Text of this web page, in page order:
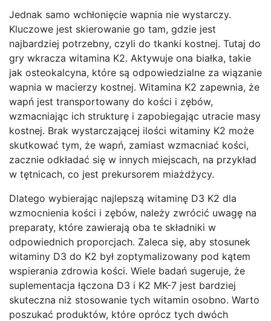
Jednak samo wchłonięcie wapnia nie wystarczy.
Kluczowe jest skierowanie go tam, gdzie jest
najbardziej potrzebny, czyli do tkanki kostnej. Tutaj do
gry wkracza witamina K2. Aktywuje ona białka, takie
jak osteokalcyna, które są odpowiedzialne za wiązanie
wapnia w macierzy kostnej. Witamina K2 zapewnia, że
wapń jest transportowany do kości i zębów,
wzmacniając ich strukturę i zapobiegając utracie masy
kostnej. Brak wystarczającej ilości witaminy K2 może
skutkować tym, że wapń, zamiast wzmacniać kości,
zacznie odkładać się w innych miejscach, na przykład
w tętnicach, co jest prekursorem miażdżycy.
Dlatego wybierając najlepszą witaminę D3 K2 dla
wzmocnienia kości i zębów, należy zwrócić uwagę na
preparaty, które zawierają oba te składniki w
odpowiednich proporcjach. Zaleca się, aby stosunek
witaminy D3 do K2 był zoptymalizowany pod kątem
wspierania zdrowia kości. Wiele badań sugeruje, że
suplementacja łączona D3 i K2 MK-7 jest bardziej
skuteczna niż stosowanie tych witamin osobno. Warto
poszukać produktów, które oprócz tych dwóch